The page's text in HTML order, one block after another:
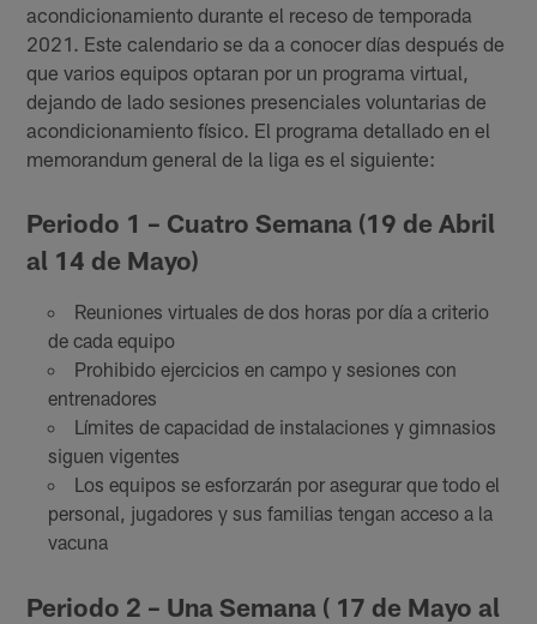
acondicionamiento durante el receso de temporada
2021. Este calendario se da a conocer días después de
que varios equipos optaran por un programa virtual,
dejando de lado sesiones presenciales voluntarias de
acondicionamiento físico. El programa detallado en el
memorandum general de la liga es el siguiente:
Periodo 1 – Cuatro Semana (19 de Abril
al 14 de Mayo)
Reuniones virtuales de dos horas por día a criterio
de cada equipo
Prohibido ejercicios en campo y sesiones con
entrenadores
Límites de capacidad de instalaciones y gimnasios
siguen vigentes
Los equipos se esforzarán por asegurar que todo el
personal, jugadores y sus familias tengan acceso a la
vacuna
Periodo 2 – Una Semana ( 17 de Mayo al